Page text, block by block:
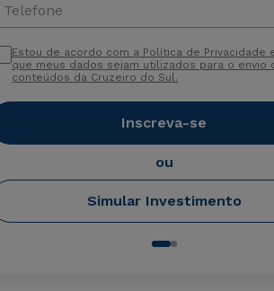
Telefone
Estou de acordo com a Política de Privacidade
que meus dados sejam utilizados para o envio
conteúdos da Cruzeiro do Sul.
Inscreva-se
ou
Simular Investimento